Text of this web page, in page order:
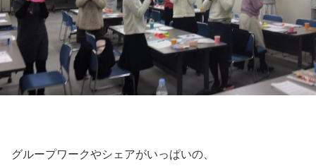
グループワークやシェアがいっぱいの、